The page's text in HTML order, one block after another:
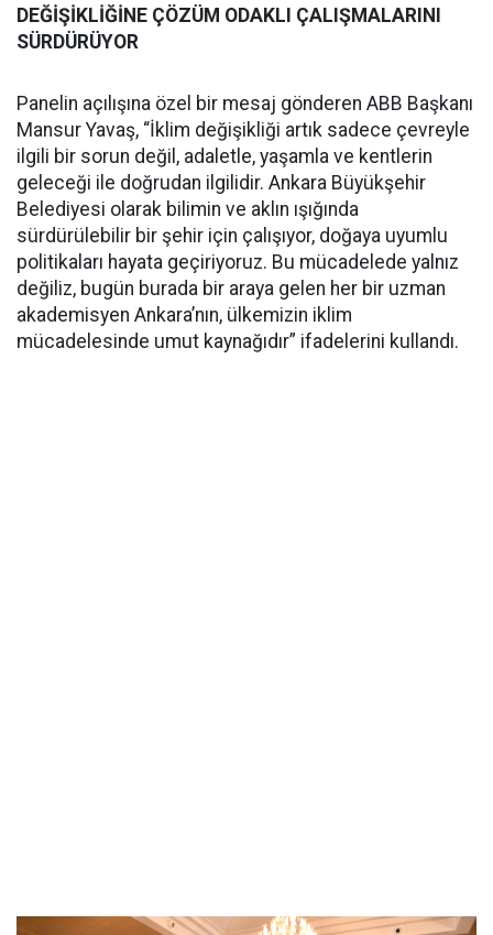
DEĞİŞİKLİĞİNE ÇÖZÜM ODAKLI ÇALIŞMALARINI
SÜRDÜRÜYOR
Panelin açılışına özel bir mesaj gönderen ABB Başkanı
Mansur Yavaş, “İklim değişikliği artık sadece çevreyle
ilgili bir sorun değil, adaletle, yaşamla ve kentlerin
geleceği ile doğrudan ilgilidir. Ankara Büyükşehir
Belediyesi olarak bilimin ve aklın ışığında
sürdürülebilir bir şehir için çalışıyor, doğaya uyumlu
politikaları hayata geçiriyoruz. Bu mücadelede yalnız
değiliz, bugün burada bir araya gelen her bir uzman
akademisyen Ankara’nın, ülkemizin iklim
mücadelesinde umut kaynağıdır” ifadelerini kullandı.